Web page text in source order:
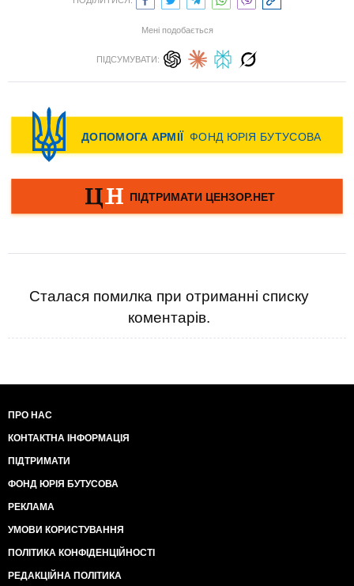
Мені подобається
ПІДСУМУВАТИ:
Сталася помилка при отриманні списку
коментарів.
ПРО НАС
КОНТАКТНА ІНФОРМАЦІЯ
ПІДТРИМАТИ
ФОНД ЮРІЯ БУТУСОВА
РЕКЛАМА
УМОВИ КОРИСТУВАННЯ
ПОЛІТИКА КОНФІДЕНЦІЙНОСТІ
РЕДАКЦІЙНА ПОЛІТИКА